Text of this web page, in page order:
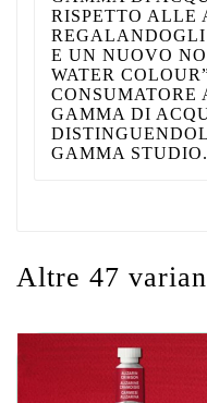
RISPETTO ALLE
E UN NUOVO
WATER
CONSUMATORE
GAMMA DI
GAMMA STUDIO.
Altre 47